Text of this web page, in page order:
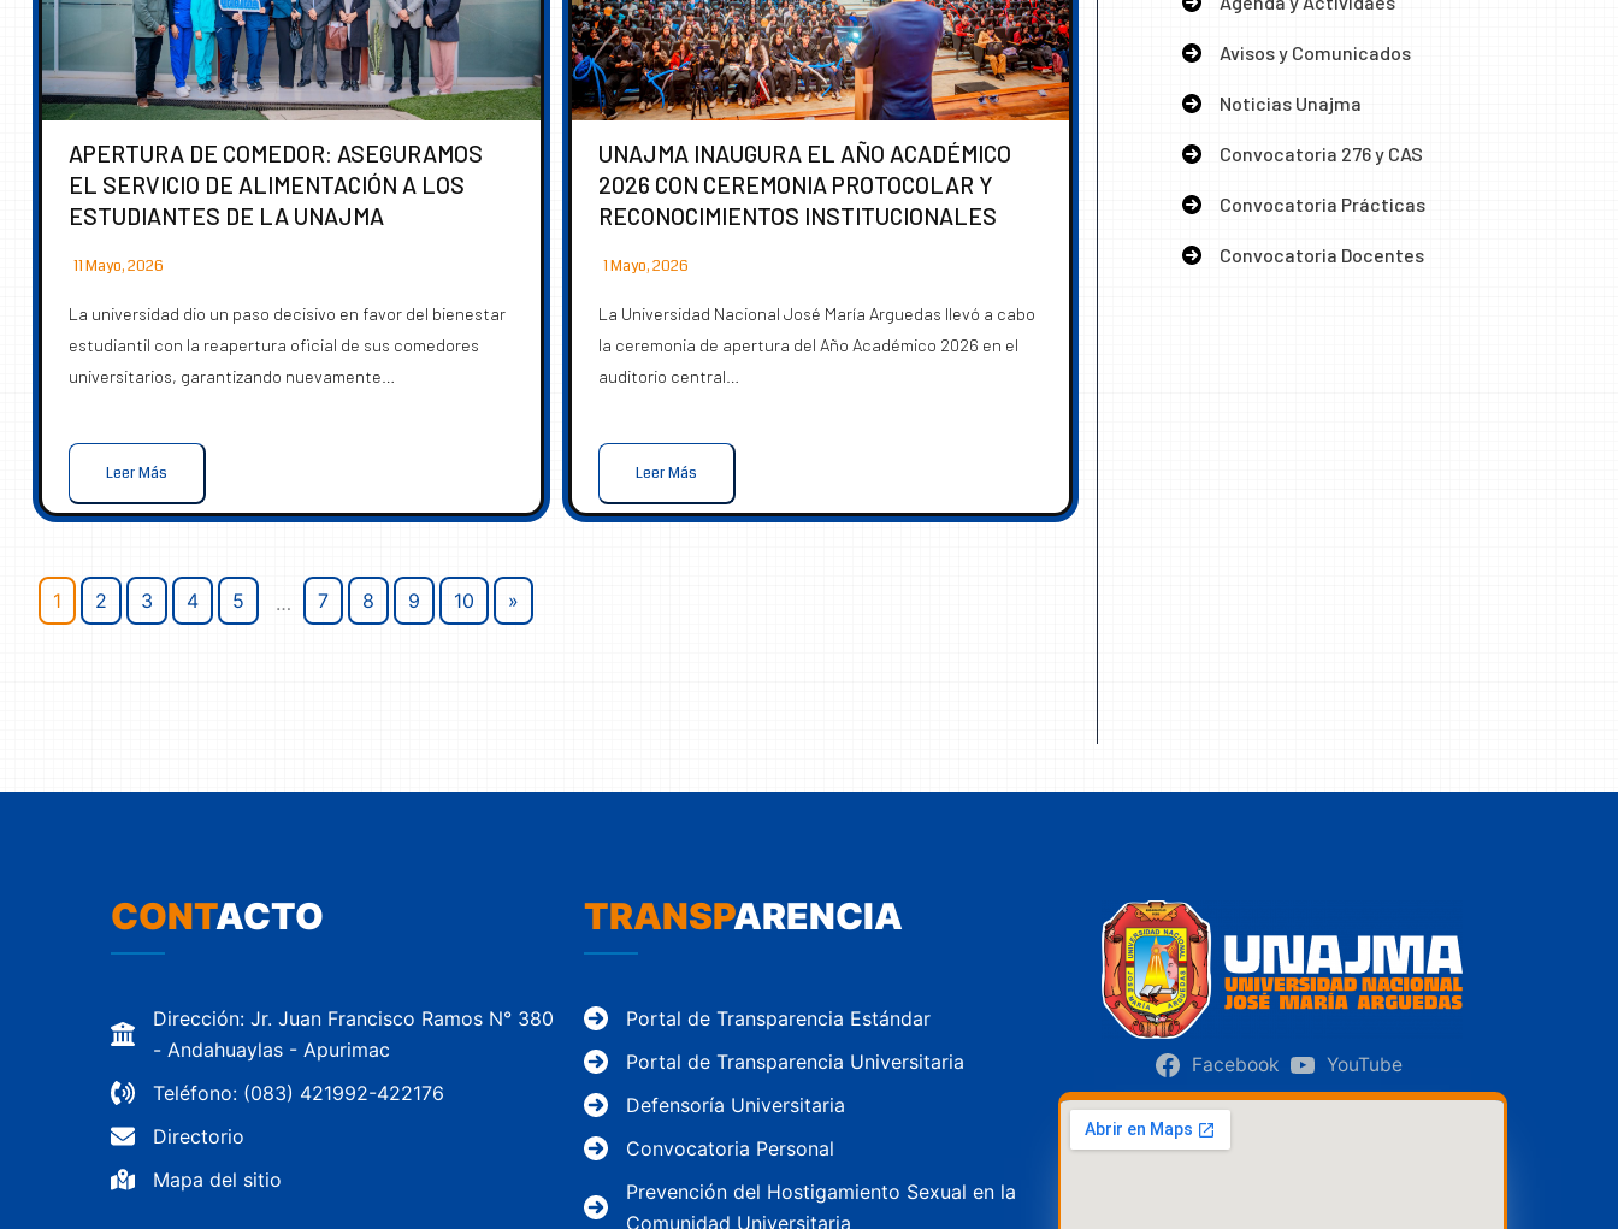
APERTURA DE COMEDOR: ASEGURAMOS
EL SERVICIO DE ALIMENTACIÓN A LOS
ESTUDIANTES DE LA UNAJMA
11 Mayo, 2026
La universidad dio un paso decisivo en favor del bienestar
estudiantil con la reapertura oficial de sus comedores
universitarios, garantizando nuevamente…
Leer Más
UNAJMA INAUGURA EL AÑO ACADÉMICO
2026 CON CEREMONIA PROTOCOLAR Y
RECONOCIMIENTOS INSTITUCIONALES
1 Mayo, 2026
La Universidad Nacional José María Arguedas llevó a cabo
la ceremonia de apertura del Año Académico 2026 en el
auditorio central…
Leer Más
1 2 3 4 5 … 7 8 9 10 »
Avisos y Comunicados
Noticias Unajma
Convocatoria 276 y CAS
Convocatoria Prácticas
Convocatoria Docentes
CONTACTO
Dirección: Jr. Juan Francisco Ramos N° 380
- Andahuaylas - Apurimac
Teléfono: (083) 421992-422176
Directorio
Mapa del sitio
TRANSPARENCIA
Portal de Transparencia Estándar
Portal de Transparencia Universitaria
Defensoría Universitaria
Convocatoria Personal
Prevención del Hostigamiento Sexual en la
Comunidad Universitaria
Facebook YouTube